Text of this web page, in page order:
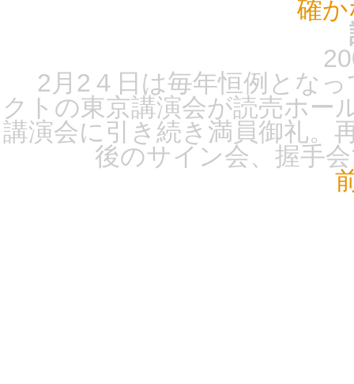
確
2月2４日は毎年恒例とな
クトの東京講演会が読売ホー
講演会に引き続き満員御礼。
後のサイン会、握手